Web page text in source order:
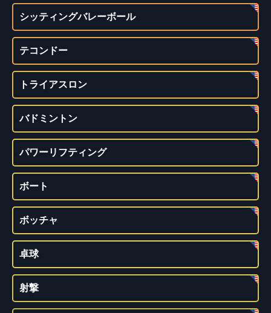
シッティングバレーボール
テコンドー
トライアスロン
バドミントン
パワーリフティング
ボート
ボッチャ
卓球
射撃